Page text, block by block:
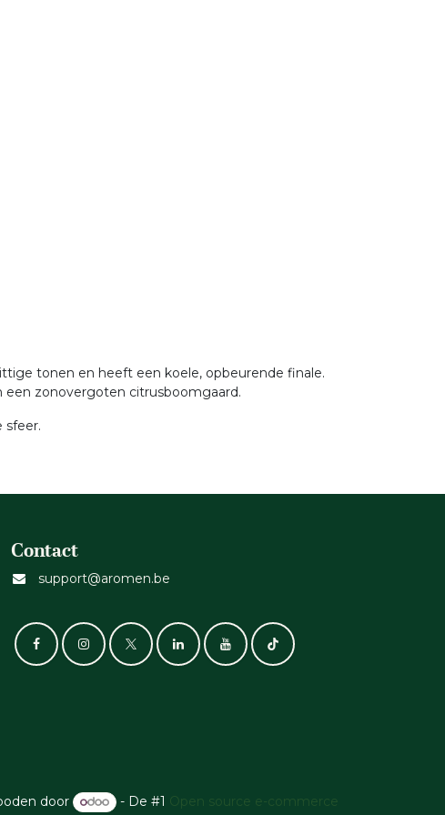
tonen en heeft een koele, opbeurende finale.
zonovergoten citrusboomgaard.
sfeer.
Contact
support@aromen.be
door - De #1 Open source e-commerce